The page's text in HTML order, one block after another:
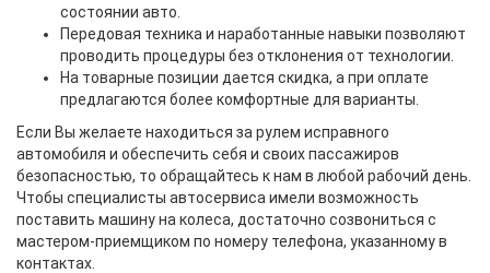
состоянии авто.
Передовая техника и наработанные навыки позволяют
проводить процедуры без отклонения от технологии.
На товарные позиции дается скидка, а при оплате
предлагаются более комфортные для варианты.
Если Вы желаете находиться за рулем исправного
автомобиля и обеспечить себя и своих пассажиров
безопасностью, то обращайтесь к нам в любой рабочий день.
Чтобы специалисты автосервиса имели возможность
поставить машину на колеса, достаточно созвониться с
мастером-приемщиком по номеру телефона, указанному в
контактах.